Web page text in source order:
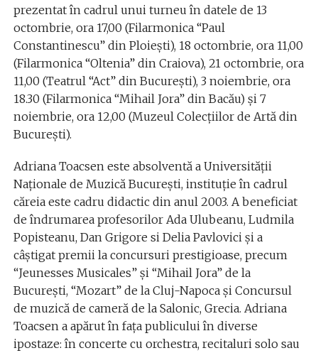
prezentat în cadrul unui turneu în datele de 13
octombrie, ora 17,00 (Filarmonica “Paul
Constantinescu” din Ploiești), 18 octombrie, ora 11,00
(Filarmonica “Oltenia” din Craiova), 21 octombrie, ora
11,00 (Teatrul “Act” din București), 3 noiembrie, ora
18.30 (Filarmonica “Mihail Jora” din Bacău) și 7
noiembrie, ora 12,00 (Muzeul Colecțiilor de Artă din
București).
Adriana Toacsen este absolventă a Universităţii
Naţionale de Muzică Bucureşti, instituţie în cadrul
căreia este cadru didactic din anul 2003. A beneficiat
de îndrumarea profesorilor Ada Ulubeanu, Ludmila
Popisteanu, Dan Grigore si Delia Pavlovici şi a
câştigat premii la concursuri prestigioase, precum
“Jeunesses Musicales” şi “Mihail Jora” de la
Bucureşti, “Mozart” de la Cluj-Napoca şi Concursul
de muzică de cameră de la Salonic, Grecia. Adriana
Toacsen a apărut în faţa publicului în diverse
ipostaze: în concerte cu orchestra, recitaluri solo sau